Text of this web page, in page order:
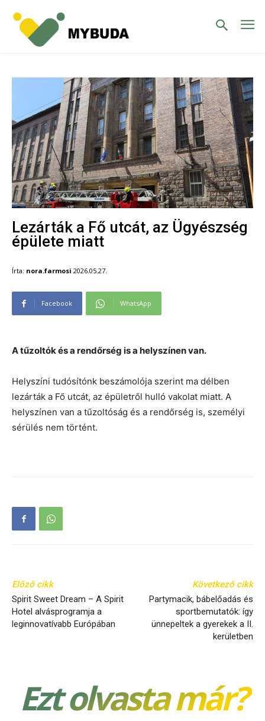
Lezárták a Fő utcát, az Ügyészség
épülete miatt
Írta: nora.farmosi 2026.05.27.
Facebook WhatsApp
A tűzoltók és a rendőrség is a helyszínen van.
Helyszíni tudósítónk beszámolója szerint ma délben
lezárták a Fő utcát, az épületről hulló vakolat miatt. A
helyszínen van a tűzoltóság és a rendőrség is, személyi
sérülés nem történt.
Előző cikk
​Spirit Sweet Dream – A Spirit
Hotel alvásprogramja a
leginnovatívabb Európában
Következő cikk
Partymacik, bábelőadás és
sportbemutatók: így
ünnepeltek a gyerekek a II.
kerületben
Ezt olvasta már?